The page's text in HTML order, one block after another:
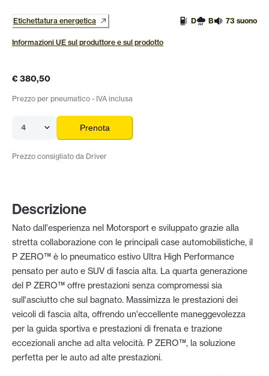
Etichettatura energetica D B 73 suono
Informazioni UE sul produttore e sul prodotto
€ 380,50
Prezzo per pneumatico - IVA inclusa
4 Prenota
Prezzo consigliato da Driver
Descrizione
Nato dall'esperienza nel Motorsport e sviluppato grazie alla
stretta collaborazione con le principali case automobilistiche, il
P ZERO™ è lo pneumatico estivo Ultra High Performance
pensato per auto e SUV di fascia alta. La quarta generazione
del P ZERO™ offre prestazioni senza compromessi sia
sull'asciutto che sul bagnato. Massimizza le prestazioni dei
veicoli di fascia alta, offrendo un'eccellente maneggevolezza
per la guida sportiva e prestazioni di frenata e trazione
eccezionali anche ad alta velocità. P ZERO™, la soluzione
perfetta per le auto ad alte prestazioni.